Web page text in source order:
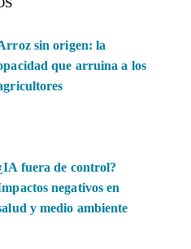
sin origen: la
que arruina a los
fuera de control?
negativos en
y medio ambiente